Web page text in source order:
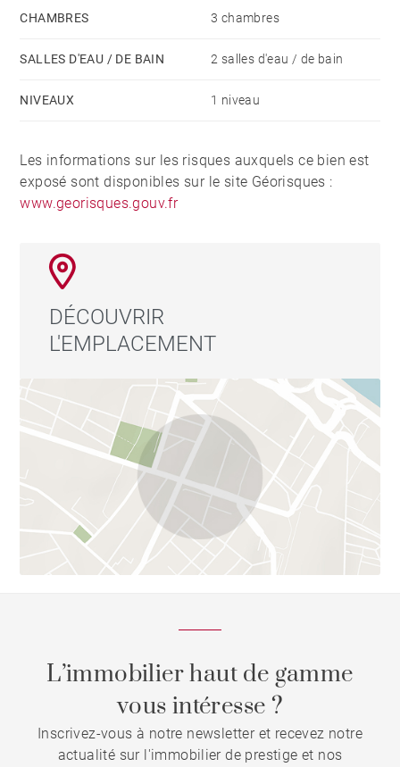
CHAMBRES 3 chambres
SALLES D'EAU / DE BAIN 2 salles d'eau / de bain
NIVEAUX 1 niveau
Les informations sur les risques auxquels ce bien est
exposé sont disponibles sur le site Géorisques :
www.georisques.gouv.fr
DÉCOUVRIR
L'EMPLACEMENT
L’immobilier haut de gamme
vous intéresse ?
Inscrivez-vous à notre newsletter et recevez notre
actualité sur l'immobilier de prestige et nos